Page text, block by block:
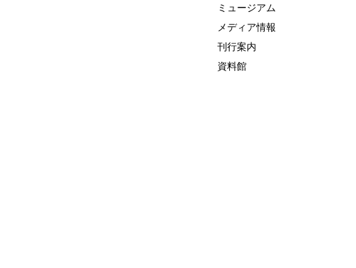
ミュージアム
メディア情報
刊行案内
資料館